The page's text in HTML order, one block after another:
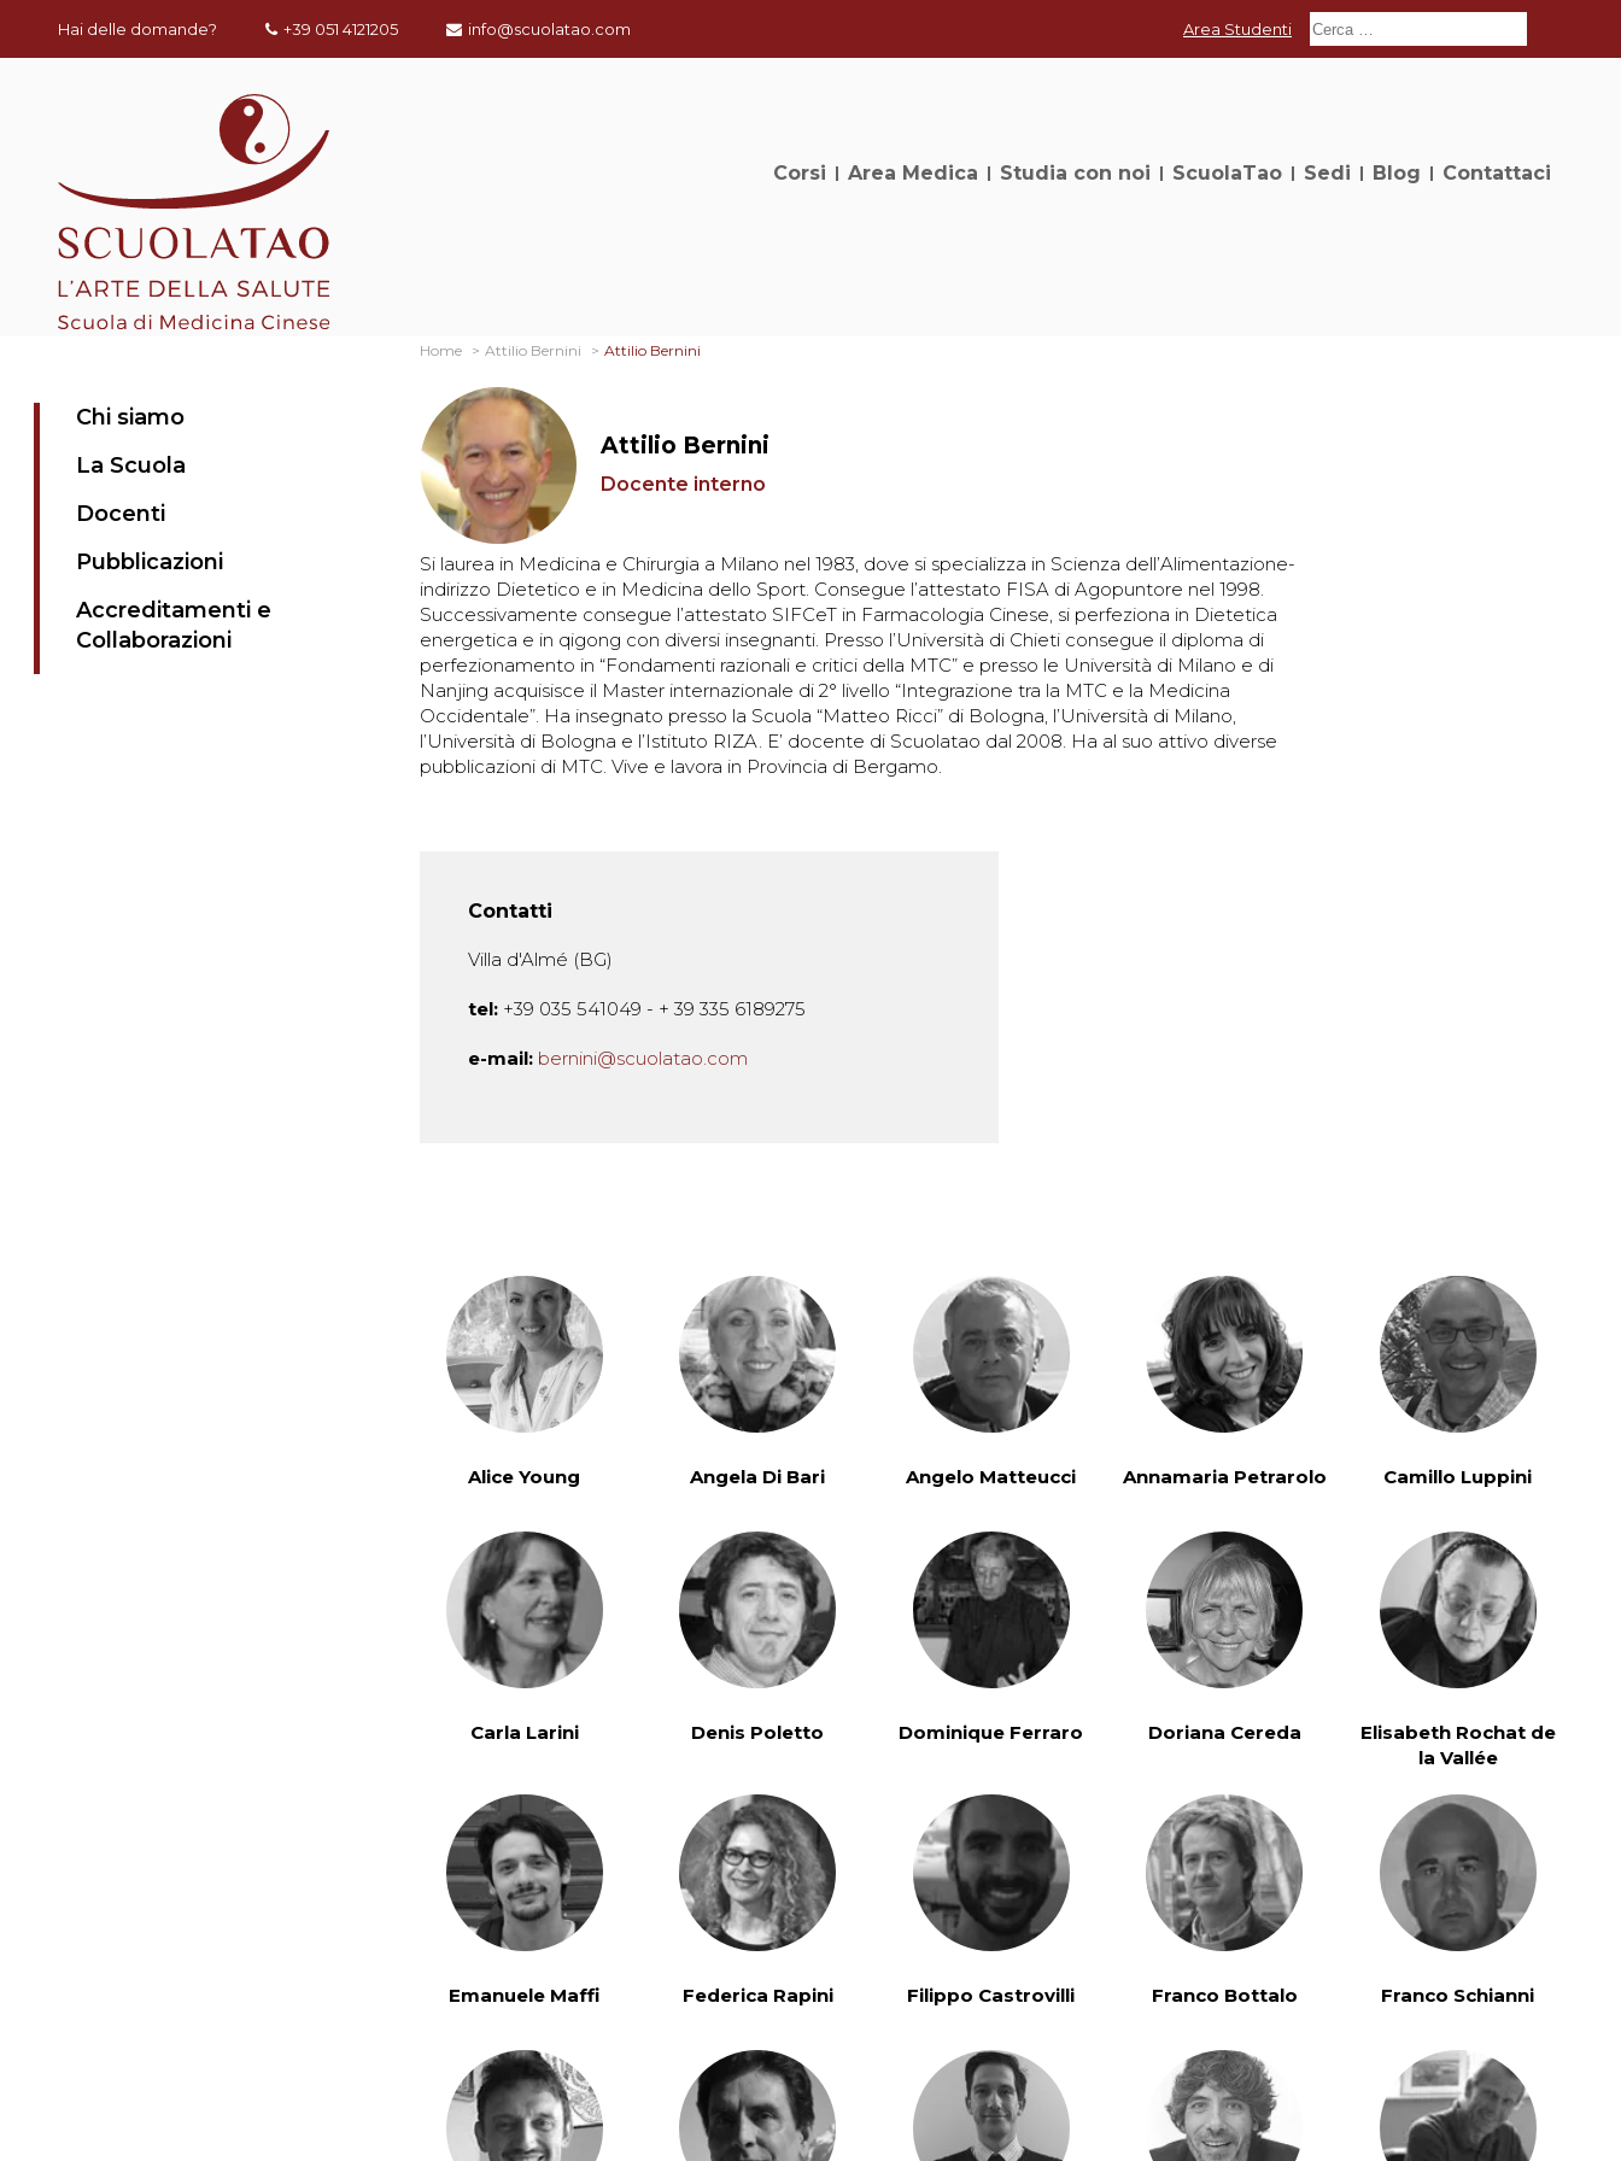
Hai delle domande? +39 051 4121205 info@scuolatao.com Area Studenti
Corsi Area Medica Studia con noi ScuolaTao Sedi Blog Contattaci
Chi siamo
La Scuola
Docenti
Pubblicazioni
Accreditamenti e
Collaborazioni
Home Attilio Bernini Attilio Bernini
Attilio Bernini
Docente interno
Si laurea in Medicina e Chirurgia a Milano nel 1983, dove si specializza in Scienza dell’Alimentazione-
indirizzo Dietetico e in Medicina dello Sport. Consegue l’attestato FISA di Agopuntore nel 1998.
Successivamente consegue l’attestato SIFCeT in Farmacologia Cinese, si perfeziona in Dietetica
energetica e in qigong con diversi insegnanti. Presso l’Università di Chieti consegue il diploma di
perfezionamento in “Fondamenti razionali e critici della MTC” e presso le Università di Milano e di
Nanjing acquisisce il Master internazionale di 2° livello “Integrazione tra la MTC e la Medicina
Occidentale”. Ha insegnato presso la Scuola “Matteo Ricci” di Bologna, l’Università di Milano,
l’Università di Bologna e l’Istituto RIZA. E’ docente di Scuolatao dal 2008. Ha al suo attivo diverse
pubblicazioni di MTC. Vive e lavora in Provincia di Bergamo.
Contatti
Villa d'Almé (BG)
tel:+39 035 541049 - + 39 335 6189275
e-mail: bernini@scuolatao.com
Alice Young
Yuan Clinic and College
John Tindall
Five Element
Medicina Tradizionale
Angela Di Bari Angelo Matteucci Annamaria Petrarolo Camillo Luppini
Carla Larini Denis Poletto Dominique Ferraro Doriana Cereda
Elisabeth Rochat de
la Vallée
Emanuele Maffi Federica Rapini Filippo Castrovilli Franco Bottalo Franco Schianni